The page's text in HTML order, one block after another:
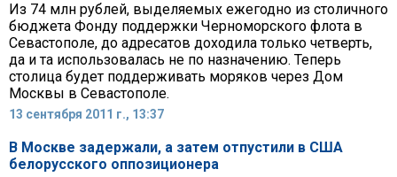
Из 74 млн рублей, выделяемых ежегодно из столичного
бюджета Фонду поддержки Черноморского флота в
Севастополе, до адресатов доходила только четверть,
да и та использовалась не по назначению. Теперь
столица будет поддерживать моряков через Дом
Москвы в Севастополе.
13 сентября 2011 г., 13:37
В Москве задержали, а затем отпустили в США
белорусского оппозиционера